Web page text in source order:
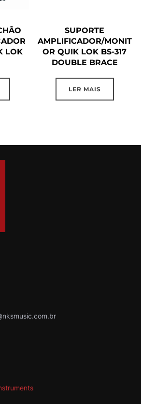
LOK
SUPORTE
AMPLIFICADOR/MONIT
OR QUIK LOK BS-317
DOUBLE BRACE
LER MAIS